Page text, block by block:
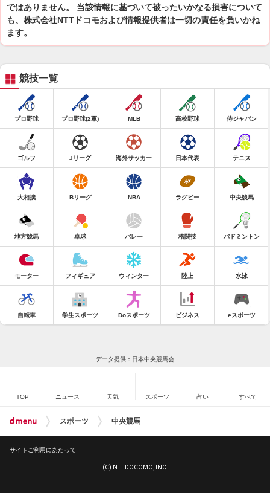
ではありません。 当該情報に基づいて被ったいかなる損害について
も、株式会社NTTドコモおよび情報提供者は一切の責任を負いかね
ます。
競技一覧
プロ野球 プロ野球(2軍) MLB 高校野球 侍ジャパン
ゴルフ Jリーグ 海外サッカー 日本代表 テニス
大相撲 Bリーグ NBA ラグビー 中央競馬
地方競馬 卓球 バレー 格闘技 バドミントン
モーター フィギュア ウィンター 陸上 水泳
自転車 学生スポーツ Doスポーツ ビジネス eスポーツ
データ提供：日本中央競馬会
TOP ニュース 天気 スポーツ 占い すべて
スポーツ 中央競馬
サイトご利用にあたって
(C) NTT DOCOMO, INC.